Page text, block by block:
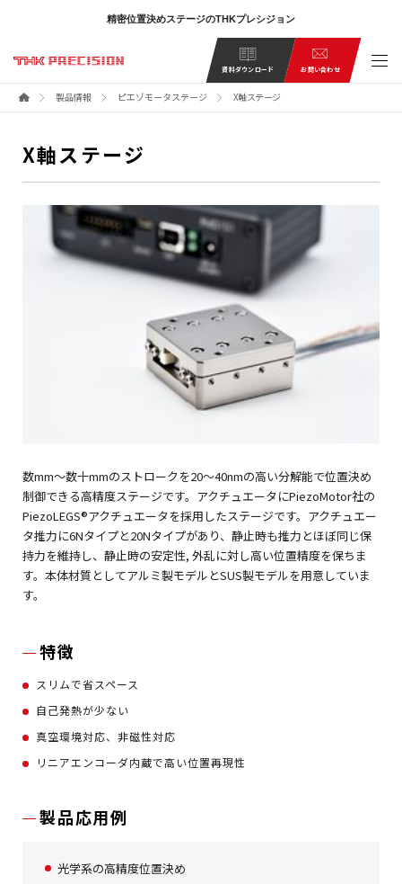
精密位置決めステージのTHKプレシジョン
資料ダウンロード お問い合わせ
製品情報 ピエゾモータステージ X軸ステージ
X軸ステージ
数mm～数十mmのストロークを20～40nmの高い分解能で位置決め
制御できる高精度ステージです。アクチュエータにPiezoMotor社の
PiezoLEGS®アクチュエータを採用したステージです。アクチュエー
タ推力に6Nタイプと20Nタイプがあり、静止時も推力とほぼ同じ保
持力を維持し、静止時の安定性, 外乱に対し高い位置精度を保ちま
す。本体材質としてアルミ製モデルとSUS製モデルを用意していま
す。
特徴
スリムで省スペース
自己発熱が少ない
真空環境対応、非磁性対応
リニアエンコーダ内蔵で高い位置再現性
製品応用例
光学系の高精度位置決め